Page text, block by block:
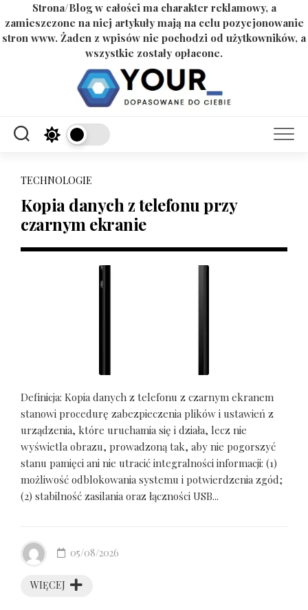
Strona/Blog w całości ma charakter reklamowy, a
zamieszczone na niej artykuły mają na celu pozycjonowanie
stron www. Żaden z wpisów nie pochodzi od użytkowników, a
wszystkie zostały opłacone.
TECHNOLOGIE
Kopia danych z telefonu przy
czarnym ekranie
Definicja: Kopia danych z telefonu z czarnym ekranem
stanowi procedurę zabezpieczenia plików i ustawień z
urządzenia, które uruchamia się i działa, lecz nie
wyświetla obrazu, prowadzoną tak, aby nie pogorszyć
stanu pamięci ani nie utracić integralności informacji: (1)
możliwość odblokowania systemu i potwierdzenia zgód;
(2) stabilność zasilania oraz łączności USB...
WIĘCEJ
05/08/2026